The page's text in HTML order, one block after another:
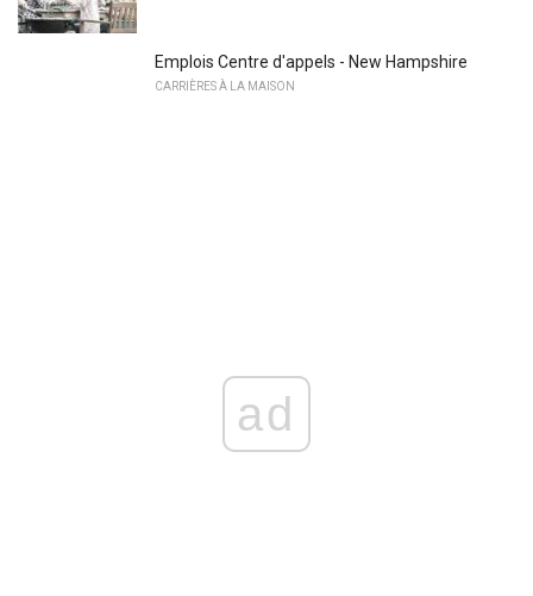
Emplois Centre d'appels - New Hampshire
CARRIÈRES À LA MAISON
ad